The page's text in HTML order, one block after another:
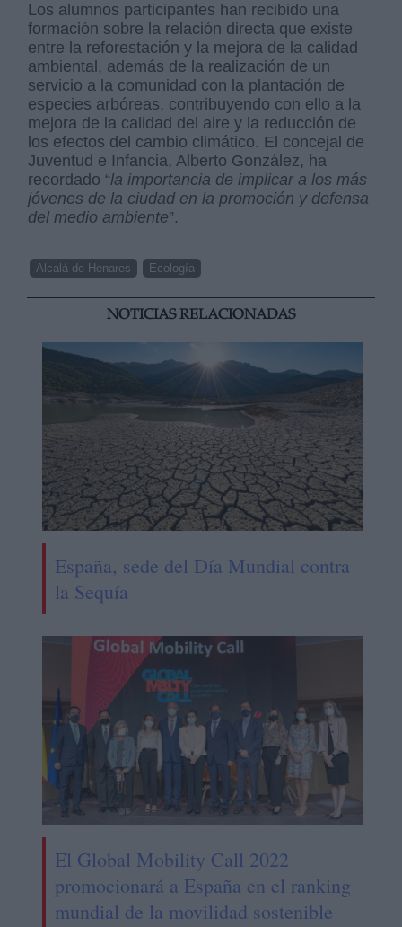
Los alumnos participantes han recibido una
formación sobre la relación directa que existe
entre la reforestación y la mejora de la calidad
ambiental, además de la realización de un
servicio a la comunidad con la plantación de
especies arbóreas, contribuyendo con ello a la
mejora de la calidad del aire y la reducción de
los efectos del cambio climático. El concejal de
Juventud e Infancia, Alberto González, ha
recordado “la importancia de implicar a los más
jóvenes de la ciudad en la promoción y defensa
del medio ambiente”.
Alcalá de Henares Ecología
NOTICIAS RELACIONADAS
España, sede del Día Mundial contra
la Sequía
El Global Mobility Call 2022
promocionará a España en el ranking
mundial de la movilidad sostenible